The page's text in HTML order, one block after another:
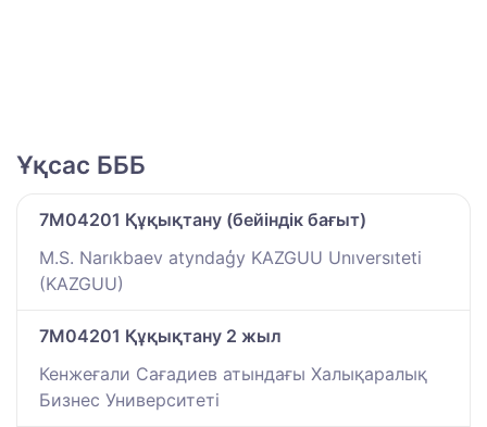
Ұқсас БББ
7M04201 Құқықтану (бейіндік бағыт)
M.S. Narıkbaev atyndaģy KAZGUU Unıversıteti
(KAZGUU)
7M04201 Құқықтану 2 жыл
Кенжеғали Сағадиев атындағы Халықаралық
Бизнес Университеті